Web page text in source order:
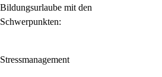
Bildungsurlaube mit den
Schwerpunkten:
Stressmanagement